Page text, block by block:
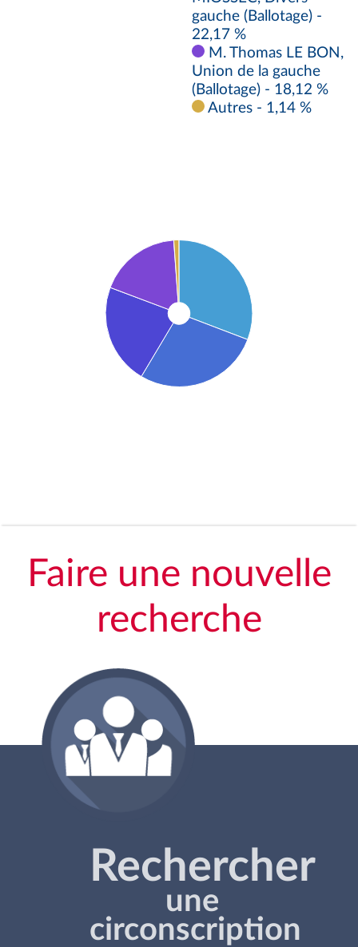
gauche (Ballotage) -
22,17 %
M. Thomas LE BON,
Union de la gauche
(Ballotage) - 18,12 %
Autres - 1,14 %
Faire une nouvelle
recherche
Rechercher
une
circonscription